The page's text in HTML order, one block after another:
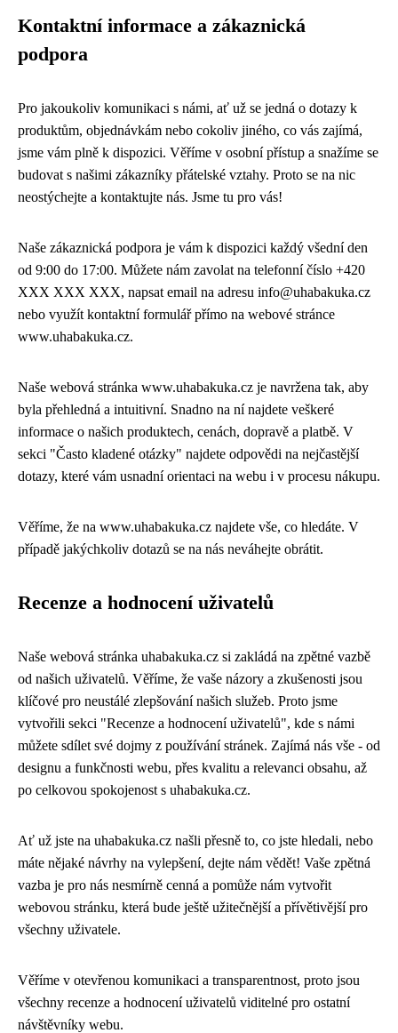
Kontaktní informace a zákaznická
podpora
Pro jakoukoliv komunikaci s námi, ať už se jedná o dotazy k
produktům, objednávkám nebo cokoliv jiného, co vás zajímá,
jsme vám plně k dispozici. Věříme v osobní přístup a snažíme se
budovat s našimi zákazníky přátelské vztahy. Proto se na nic
neostýchejte a kontaktujte nás. Jsme tu pro vás!
Naše zákaznická podpora je vám k dispozici každý všední den
od 9:00 do 17:00. Můžete nám zavolat na telefonní číslo +420
XXX XXX XXX, napsat email na adresu info@uhabakuka.cz
nebo využít kontaktní formulář přímo na webové stránce
www.uhabakuka.cz.
Naše webová stránka www.uhabakuka.cz je navržena tak, aby
byla přehledná a intuitivní. Snadno na ní najdete veškeré
informace o našich produktech, cenách, dopravě a platbě. V
sekci "Často kladené otázky" najdete odpovědi na nejčastější
dotazy, které vám usnadní orientaci na webu i v procesu nákupu.
Věříme, že na www.uhabakuka.cz najdete vše, co hledáte. V
případě jakýchkoliv dotazů se na nás neváhejte obrátit.
Recenze a hodnocení uživatelů
Naše webová stránka uhabakuka.cz si zakládá na zpětné vazbě
od našich uživatelů. Věříme, že vaše názory a zkušenosti jsou
klíčové pro neustálé zlepšování našich služeb. Proto jsme
vytvořili sekci "Recenze a hodnocení uživatelů", kde s námi
můžete sdílet své dojmy z používání stránek. Zajímá nás vše - od
designu a funkčnosti webu, přes kvalitu a relevanci obsahu, až
po celkovou spokojenost s uhabakuka.cz.
Ať už jste na uhabakuka.cz našli přesně to, co jste hledali, nebo
máte nějaké návrhy na vylepšení, dejte nám vědět! Vaše zpětná
vazba je pro nás nesmírně cenná a pomůže nám vytvořit
webovou stránku, která bude ještě užitečnější a přívětivější pro
všechny uživatele.
Věříme v otevřenou komunikaci a transparentnost, proto jsou
všechny recenze a hodnocení uživatelů viditelné pro ostatní
návštěvníky webu.